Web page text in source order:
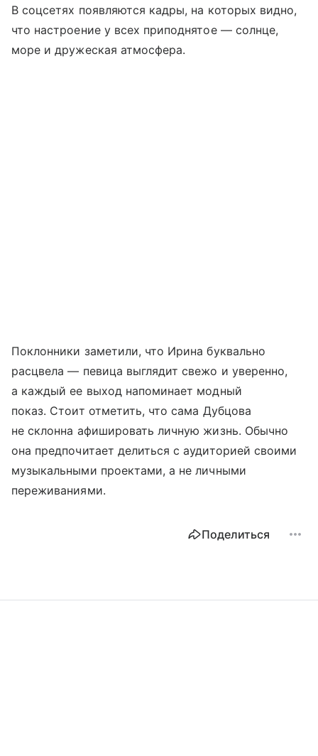
В соцсетях появляются кадры, на которых видно,
что настроение у всех приподнятое — солнце,
море и дружеская атмосфера.
Поклонники заметили, что Ирина буквально
расцвела — певица выглядит свежо и уверенно,
а каждый ее выход напоминает модный
показ. Стоит отметить, что сама Дубцова
не склонна афишировать личную жизнь. Обычно
она предпочитает делиться с аудиторией своими
музыкальными проектами, а не личными
переживаниями.
Поделиться